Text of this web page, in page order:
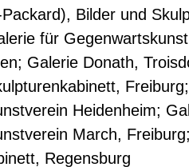
Bilder und
für
Galerie Donath,
Heidenheim;
March,
Regensburg